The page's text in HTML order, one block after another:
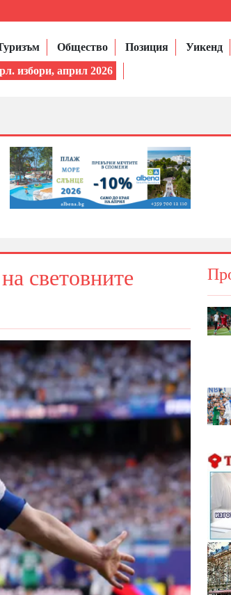
Общество Позиция Уикенд
избори, април 2026
световните